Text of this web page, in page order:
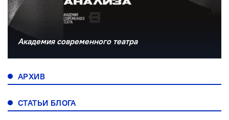
Академия современного театра
АРХИВ
СТАТЬИ БЛОГА